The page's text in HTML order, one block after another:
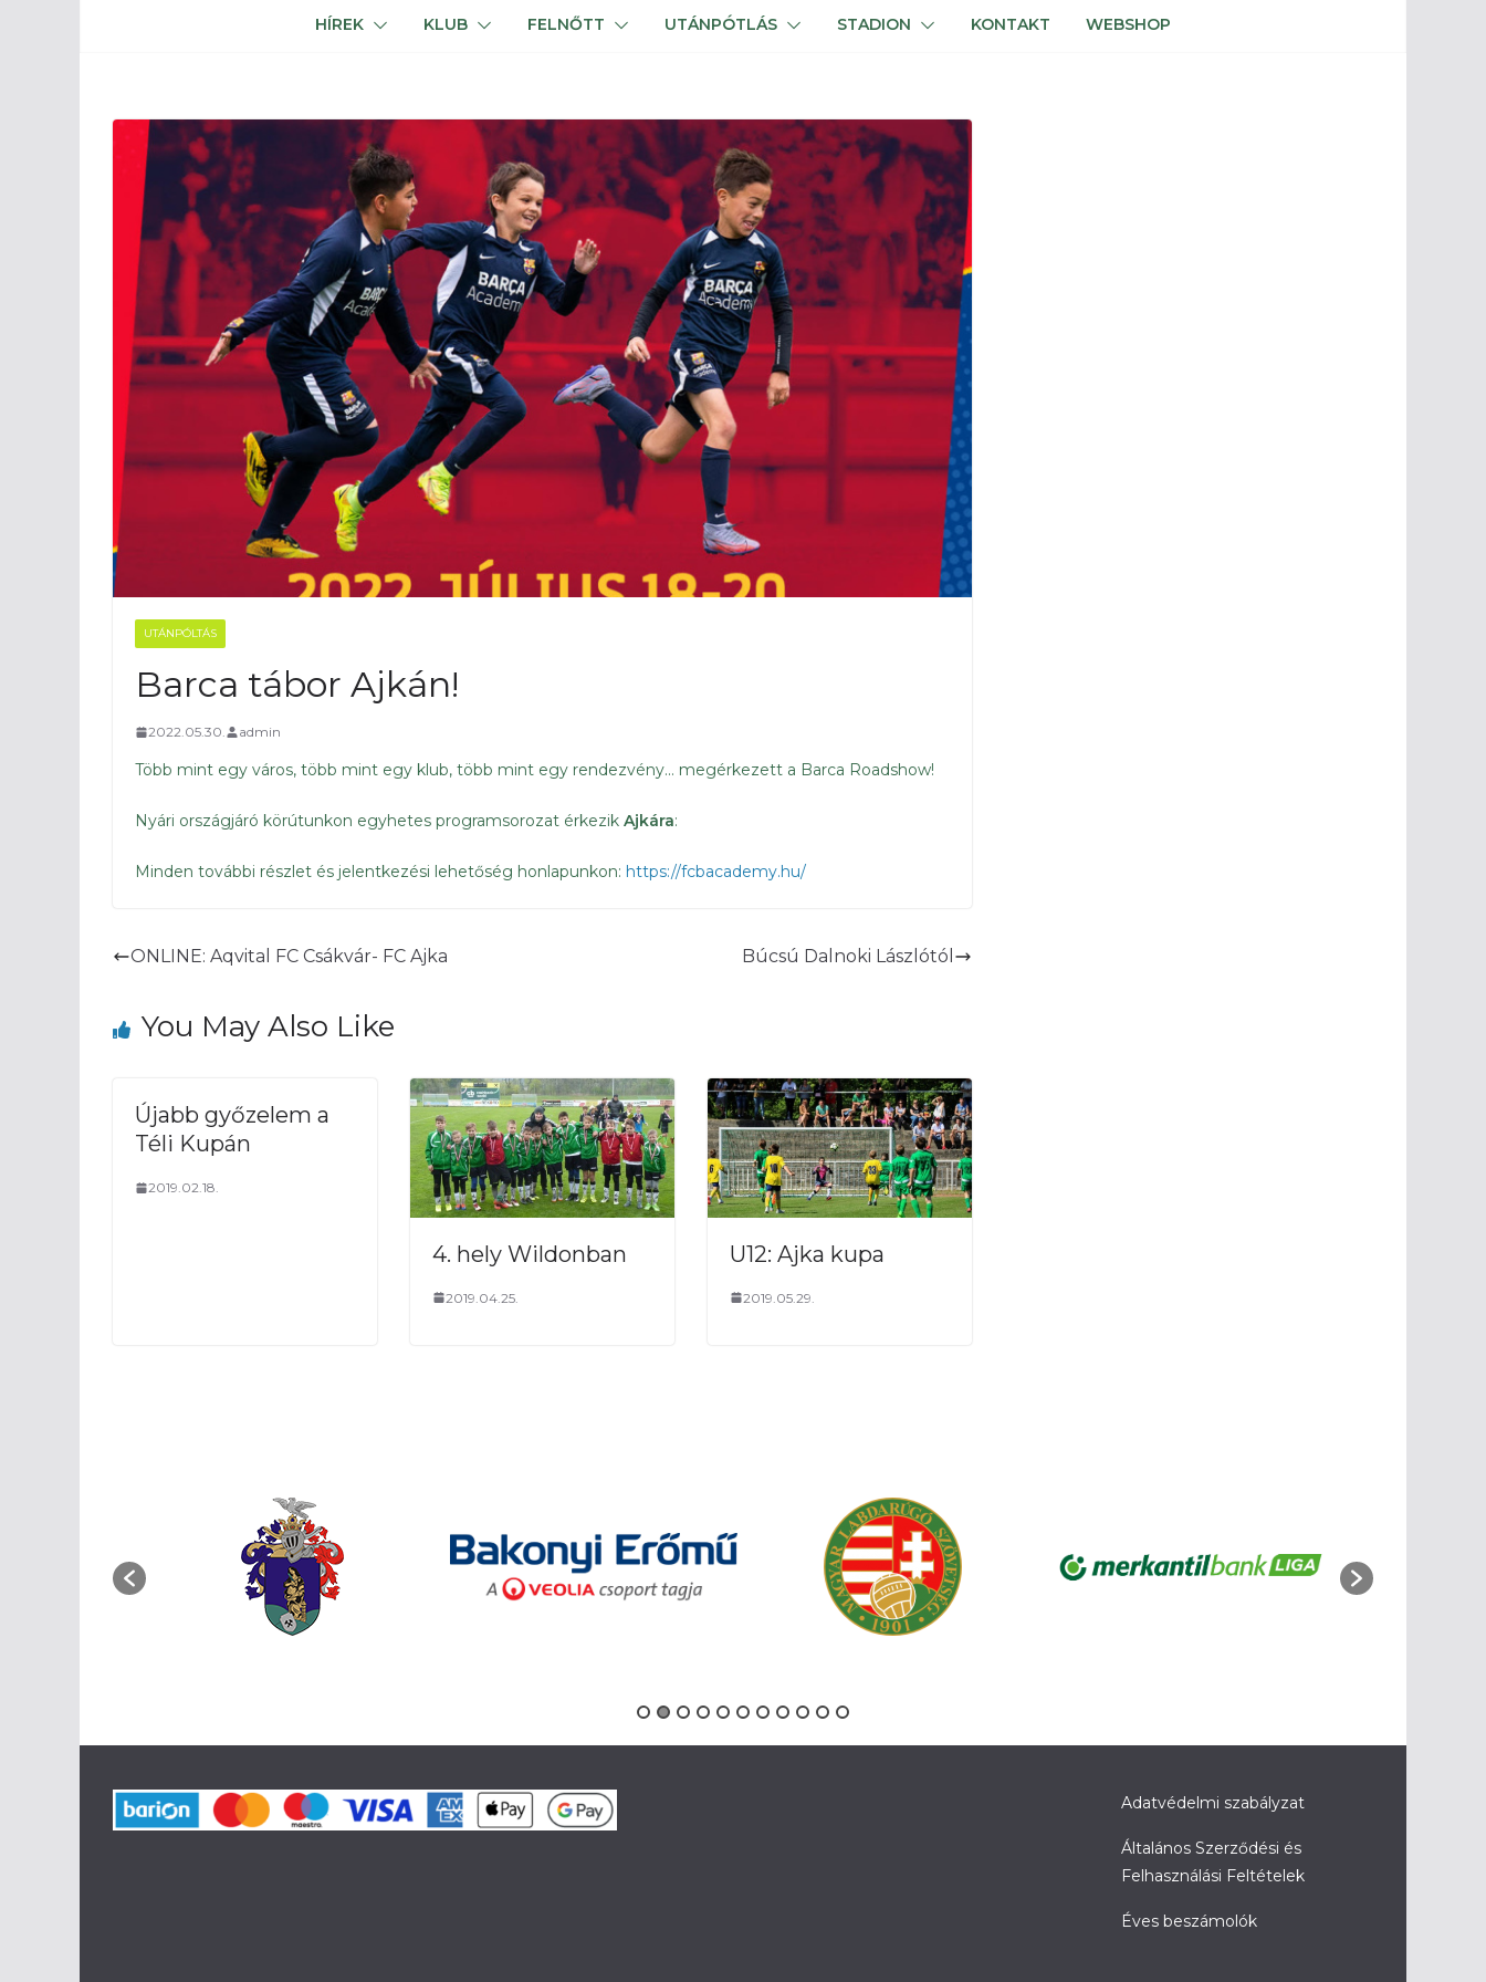
HÍREK KLUB FELNŐTT UTÁNPÓTLÁS STADION KONTAKT WEBSHOP
UTÁNPÓLTÁS
Barca tábor Ajkán!
2022.05.30. admin
Több mint egy város, több mint egy klub, több mint egy rendezvény… megérkezett a Barca Roadshow!
Nyári országjáró körútunkon egyhetes programsorozat érkezik Ajkára:
Minden további részlet és jelentkezési lehetőség honlapunkon: https://fcbacademy.hu/
ONLINE: Aqvital FC Csákvár- FC Ajka Búcsú Dalnoki Lászlótól
You May Also Like
Újabb győzelem a
Téli Kupán
2019.02.18.
4. hely Wildonban
2019.04.25.
U12: Ajka kupa
2019.05.29.
Adatvédelmi szabályzat
Általános Szerződési és
Felhasználási Feltételek
Éves beszámolók